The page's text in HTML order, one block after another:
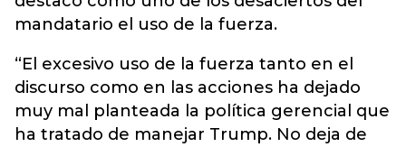
mandatario el uso de la fuerza.
“El excesivo uso de la fuerza tanto en el
discurso como en las acciones ha dejado
muy mal planteada la política gerencial que
ha tratado de manejar Trump. No deja de